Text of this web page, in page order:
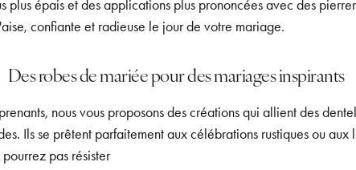
plus épais et des applications plus prononcées avec des
confiante et radieuse le jour de votre mariage.
Des robes de mariée pour des mariages inspirants
nous vous proposons des créations qui allient des
Ils se prêtent parfaitement aux célébrations rustiques ou
pas résister